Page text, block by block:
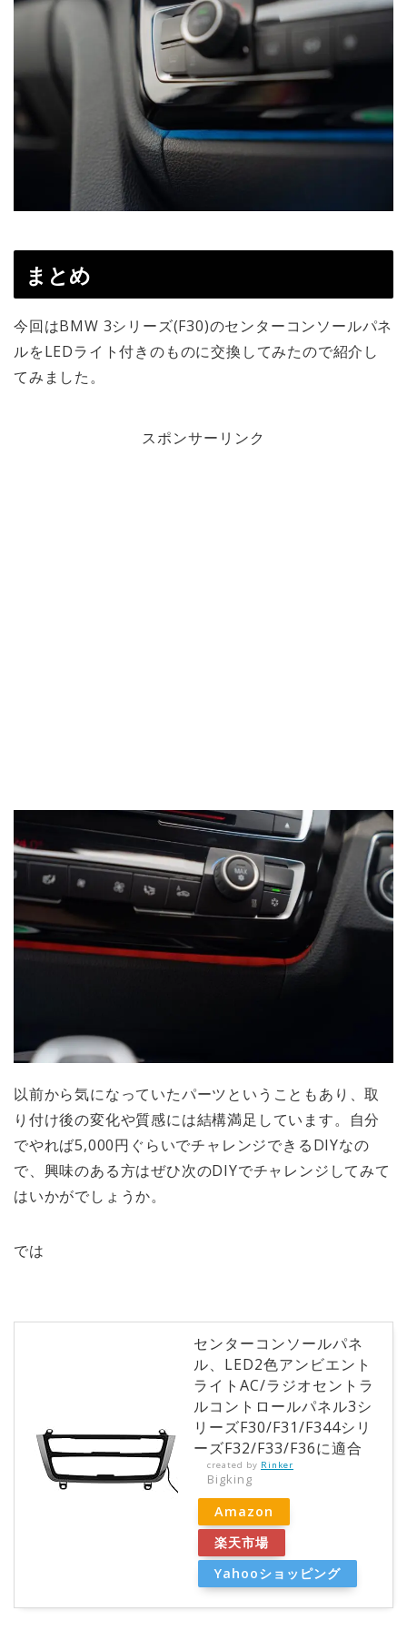
まとめ
今回はBMW 3シリーズ(F30)のセンターコンソールパネ
ルをLEDライト付きのものに交換してみたので紹介し
てみました。
スポンサーリンク
以前から気になっていたパーツということもあり、取
り付け後の変化や質感には結構満足しています。自分
でやれば5,000円ぐらいでチャレンジできるDIYなの
で、興味のある方はぜひ次のDIYでチャレンジしてみて
はいかがでしょうか。
では
センターコンソールパネ
ル、LED2色アンビエント
ライトAC/ラジオセントラ
ルコントロールパネル3シ
リーズF30/F31/F344シリ
ーズF32/F33/F36に適合
created by Rinker
Bigking
Amazon
楽天市場
Yahooショッピング